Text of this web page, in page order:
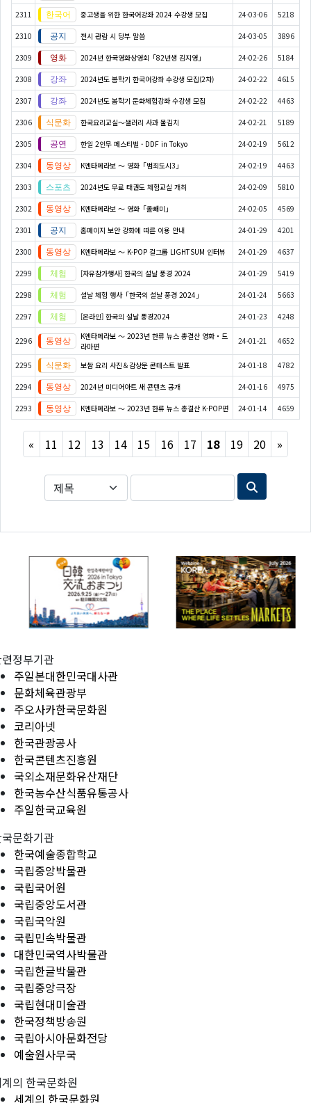
2311 중고생을 위한 한국어강좌 2024 수강생 모집 24-03-06 5218
2310 전시 관람 시 당부 말씀 24-03-05 3896
2309 2024년 한국영화상영회「82년생 김지영」 24-02-26 5184
2308 2024년도 봄학기 한국어강좌 수강생 모집(2차) 24-02-22 4615
2307 2024년도 봄학기 문화체험강좌 수강생 모집 24-02-22 4463
2306 한국요리교실〜샐러리 사과 물김치 24-02-21 5189
2305 한일 2인무 페스티벌 - DDF in Tokyo 24-02-19 5612
2304 K엔타메라보 ～ 영화「범죄도시3」 24-02-19 4463
2303 2024년도 무료 태권도 체험교실 개최 24-02-09 5810
2302 K엔타메라보 ～ 영화「올빼미」 24-02-05 4569
2301 홈페이지 보안 강화에 따른 이용 안내 24-01-29 4201
2300 K엔타메라보 ～ K-POP 걸그룹 LIGHTSUM 인터뷰 24-01-29 4637
2299 [자유참가행사] 한국의 설날 풍경 2024 24-01-29 5419
2298 설날 체험 행사「한국의 설날 풍경 2024」 24-01-24 5663
2297 [온라인] 한국의 설날 풍경2024 24-01-23 4248
2296
K엔타메라보 ～ 2023년 한류 뉴스 총결산 영화・드
라마편
24-01-21 4652
2295 보쌈 요리 사진＆감상문 콘테스트 발표 24-01-18 4782
2294 2024년 미디어아트 새 콘텐츠 공개 24-01-16 4975
2293 K엔타메라보 ～ 2023년 한류 뉴스 총결산 K-POP편 24-01-14 4659
« Previous
11 12 13 14 15 16 17 18 19 20 »Next
정부기관
주일본대한민국대사관
문화체육관광부
주오사카한국문화원
코리아넷
한국관광공사
한국콘텐츠진흥원
국외소재문화유산재단
한국농수산식품유통공사
주일한국교육원
문화기관
한국예술종합학교
국립중앙박물관
국립국어원
국립중앙도서관
국립국악원
국립민속박물관
대한민국역사박물관
국립한글박물관
국립중앙극장
국립현대미술관
한국정책방송원
국립아시아문화전당
예술원사무국
의 한국문화원
세계의 한국문화원